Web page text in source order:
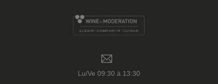
Lu/Ve 09:30 à 13:30